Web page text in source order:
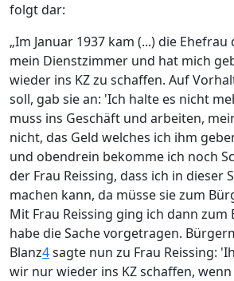
folgt dar:
„Im Januar 1937 kam (...) die
mein Dienstzimmer und hat mich
wieder ins KZ zu schaffen. Auf
soll, gab sie an: 'Ich halte es nicht
muss ins Geschäft und arbeiten,
nicht, das Geld welches ich ihm
und obendrein bekomme ich noch
der Frau Reissing, dass ich in dieser
machen kann, da müsse sie zum
Mit Frau Reissing ging ich dann
habe die Sache vorgetragen.
Blanz4sagte nun zu Frau Reissing:
wir nur wieder ins KZ schaffen, wenn